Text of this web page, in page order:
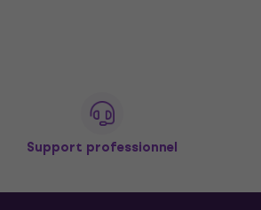
Support professionnel